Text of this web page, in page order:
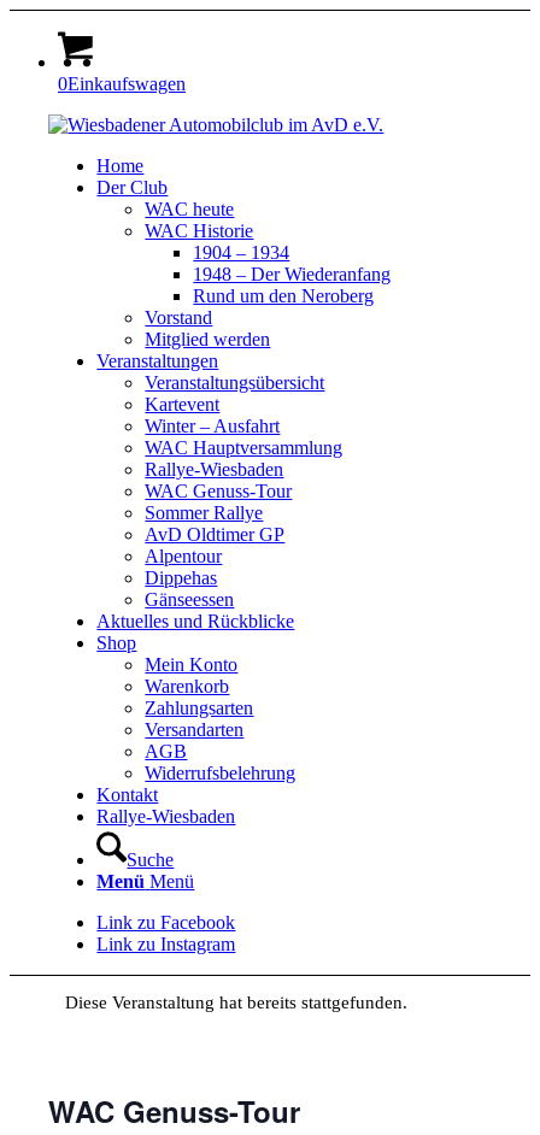
0Einkaufswagen
Home
Der Club
WAC heute
WAC Historie
1904 – 1934
1948 – Der Wiederanfang
Rund um den Neroberg
Vorstand
Mitglied werden
Veranstaltungen
Veranstaltungsübersicht
Kartevent
Winter – Ausfahrt
WAC Hauptversammlung
Rallye-Wiesbaden
WAC Genuss-Tour
Sommer Rallye
AvD Oldtimer GP
Alpentour
Dippehas
Gänseessen
Aktuelles und Rückblicke
Shop
Mein Konto
Warenkorb
Zahlungsarten
Versandarten
AGB
Widerrufsbelehrung
Kontakt
Rallye-Wiesbaden
Suche
Menü Menü
Link zu Facebook
Link zu Instagram
Diese Veranstaltung hat bereits stattgefunden.
WAC Genuss-Tour